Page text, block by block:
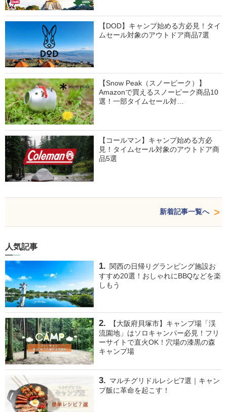
【DOD】キャンプ始める方必見！タイ
ムセール対象のアウトドア商品7選
【Snow Peak（スノーピーク）】
Amazonで買えるスノーピーク商品10
選！一部タイムセール対…
【コールマン】キャンプ始める方必
見！タイムセール対象のアウトドア商
品5選
新着記事一覧へ
人気記事
関西の日帰りグランピング施設お
すすめ20選！おしゃれにBBQなどを楽
しもう
【大阪府貝塚市】キャンプ場「渓
流園地」はソロキャンパー必見！フリ
ーサイトで直火OK！穴場の漆黒の森
キャンプ場
マルチグリドルレシピ7選｜キャン
プ飯に革命を起こす！